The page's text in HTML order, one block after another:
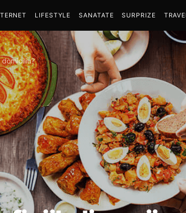
LIFESTYLE SANATATE SURPRIZE